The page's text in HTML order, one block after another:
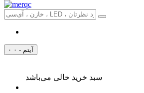
۰ آیتم - ۰
سبد خرید خالی می‌باشد